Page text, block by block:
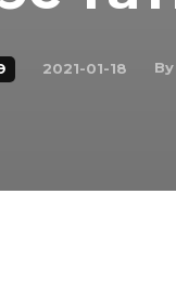
2021-01-18 By